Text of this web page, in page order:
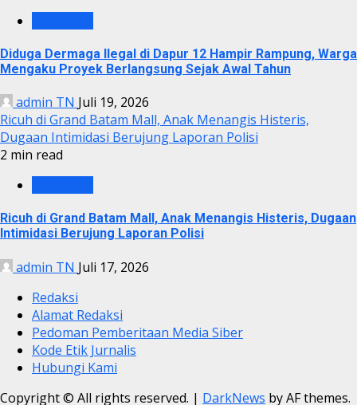
Diduga Dermaga Ilegal di Dapur 12 Hampir Rampung, Warga
Mengaku Proyek Berlangsung Sejak Awal Tahun
admin TN Juli 19, 2026
Ricuh di Grand Batam Mall, Anak Menangis Histeris,
Dugaan Intimidasi Berujung Laporan Polisi
2 min read
Ricuh di Grand Batam Mall, Anak Menangis Histeris, Dugaan
Intimidasi Berujung Laporan Polisi
admin TN Juli 17, 2026
Redaksi
Alamat Redaksi
Pedoman Pemberitaan Media Siber
Kode Etik Jurnalis
Hubungi Kami
Copyright © All rights reserved. | DarkNews by AF themes.